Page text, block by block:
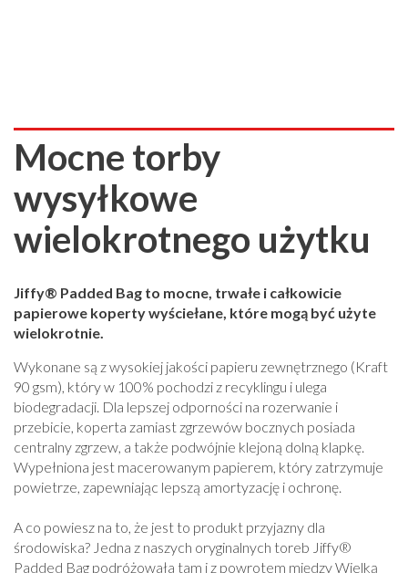
Mocne torby
wysyłkowe
wielokrotnego użytku
Jiffy® Padded Bag to mocne, trwałe i całkowicie
papierowe koperty wyściełane, które mogą być użyte
wielokrotnie.
Wykonane są z wysokiej jakości papieru zewnętrznego (Kraft
90 gsm), który w 100% pochodzi z recyklingu i ulega
biodegradacji. Dla lepszej odporności na rozerwanie i
przebicie, koperta zamiast zgrzewów bocznych posiada
centralny zgrzew, a także podwójnie klejoną dolną klapkę.
Wypełniona jest macerowanym papierem, który zatrzymuje
powietrze, zapewniając lepszą amortyzację i ochronę.
A co powiesz na to, że jest to produkt przyjazny dla
środowiska? Jedna z naszych oryginalnych toreb Jiffy®
Padded Bag podróżowała tam i z powrotem między Wielką